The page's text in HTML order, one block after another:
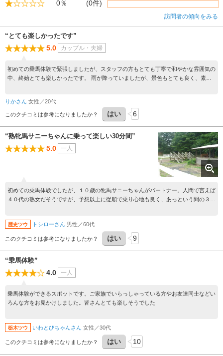
0％
(0件)
訪問者の傾向をみる
“とても楽しかったです”
5.0 カップル・夫婦
初めての乗馬体験で緊張しましたが、スタッフの方もとても丁寧で和やかな雰囲気の
中、終始とても楽しかったです。 雨が降っていましたが、景色もとても良く、素敵
りかさん 女性／20代
このクチコミは参考になりましたか？ はい 6
“熟牝馬サニーちゃんに乗って楽しい30分間”
5.0 一人
初めての乗馬体験でしたが、１０歳の牝馬サニーちゃんがパートナー。人間で言えば
４０代の熟女だそうですが、予想以上に従順で乗り心地も良く、あっという間の３０
歴史ツウ トシローさん 男性／60代
このクチコミは参考になりましたか？ はい 9
“乗馬体験”
4.0 一人
乗馬体験ができるスポットです。ご家族でいらっしゃっている方やお友達同士などい
ろんな方をお見かけしました。皆さんとても楽しそうでした
栃木ツウ いわとびちゃんさん 女性／30代
このクチコミは参考になりましたか？ はい 10